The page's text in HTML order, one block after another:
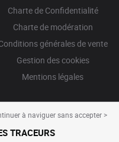
Charte de Confidentialité
Charte de modération
générales de vente
Gestion des cookies
Mentions légales
à naviguer sans accepter >
TRACEURS